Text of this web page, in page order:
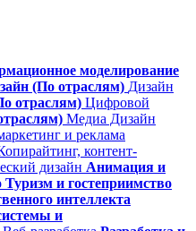
моделирование
(По отраслям) Дизайн
отраслям) Цифровой
Медиа Дизайн
и реклама
контент-
дизайн Анимация и
Туризм и гостеприимство
интеллекта
и